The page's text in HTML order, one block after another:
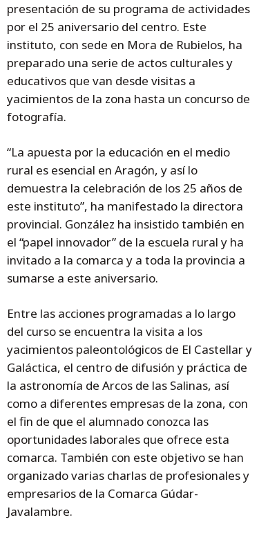
presentación de su programa de actividades
por el 25 aniversario del centro. Este
instituto, con sede en Mora de Rubielos, ha
preparado una serie de actos culturales y
educativos que van desde visitas a
yacimientos de la zona hasta un concurso de
fotografía.
“La apuesta por la educación en el medio
rural es esencial en Aragón, y así lo
demuestra la celebración de los 25 años de
este instituto”, ha manifestado la directora
provincial. González ha insistido también en
el “papel innovador” de la escuela rural y ha
invitado a la comarca y a toda la provincia a
sumarse a este aniversario.
Entre las acciones programadas a lo largo
del curso se encuentra la visita a los
yacimientos paleontológicos de El Castellar y
Galáctica, el centro de difusión y práctica de
la astronomía de Arcos de las Salinas, así
como a diferentes empresas de la zona, con
el fin de que el alumnado conozca las
oportunidades laborales que ofrece esta
comarca. También con este objetivo se han
organizado varias charlas de profesionales y
empresarios de la Comarca Gúdar-
Javalambre.